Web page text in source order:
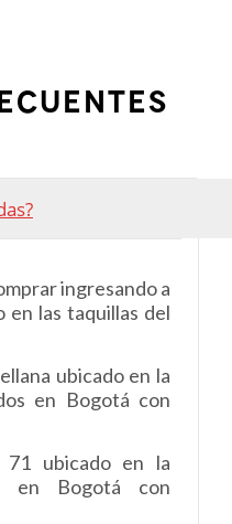
ingresando a
las taquillas del
ubicado en la
en Bogotá con
71 ubicado en la
en Bogotá con